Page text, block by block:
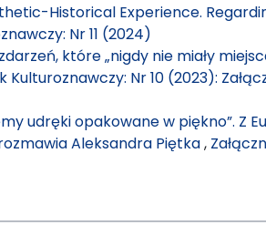
Historical Experience.
Nr 11 (2024)
które „nigdy nie miały
Kulturoznawczy: Nr 10 (2023):
udręki opakowane w piękno”. Z
Aleksandra Piętka,